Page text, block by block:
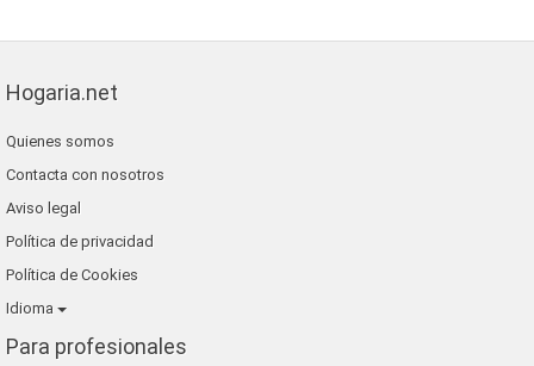
Hogaria.net
Quienes somos
Contacta con nosotros
Aviso legal
Política de privacidad
Política de Cookies
Idioma
Para profesionales